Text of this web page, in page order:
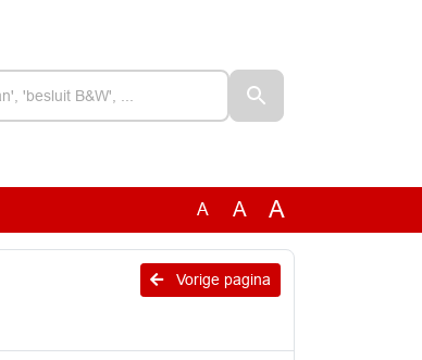
A A A
Vorige pagina